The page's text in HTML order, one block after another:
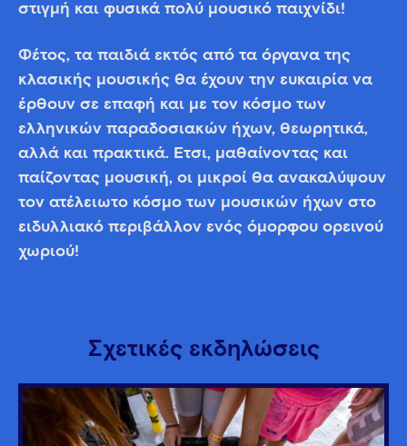
στιγμή και φυσικά πολύ μουσικό παιχνίδι!
Φέτος, τα παιδιά εκτός από τα όργανα της
κλασικής μουσικής θα έχουν την ευκαιρία να
έρθουν σε επαφή και με τον κόσμο των
ελληνικών παραδοσιακών ήχων, θεωρητικά,
αλλά και πρακτικά. Έτσι, μαθαίνοντας και
παίζοντας μουσική, οι μικροί θα ανακαλύψουν
τον ατέλειωτο κόσμο των μουσικών ήχων στο
ειδυλλιακό περιβάλλον ενός όμορφου ορεινού
χωριού!
Σχετικές εκδηλώσεις